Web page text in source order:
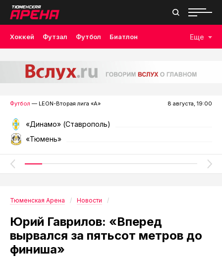
Хоккей Футзал Футбол Биатлон Еще
Футбол — LEON-Вторая лига «А» 8 августа, 19:00
«Динамо» (Ставрополь)
«Тюмень»
Тюменская Арена Новости
Юрий Гаврилов: «Вперед
вырвался за пятьсот метров до
финиша»